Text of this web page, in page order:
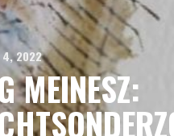
4, 2022
MEINESZ: